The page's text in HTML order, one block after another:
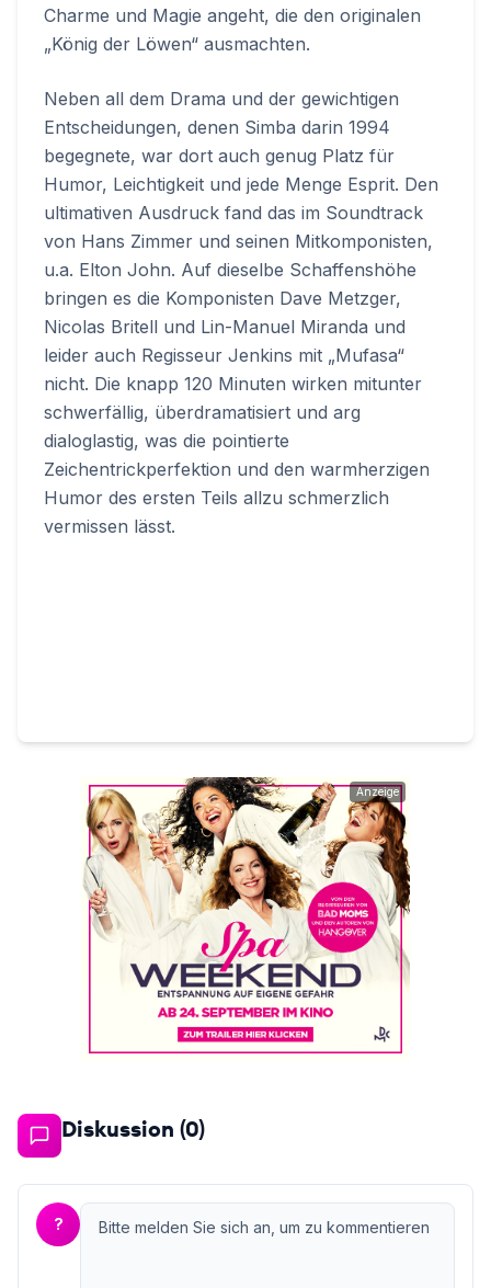
Charme und Magie angeht, die den originalen
„König der Löwen“ ausmachten.
Neben all dem Drama und der gewichtigen
Entscheidungen, denen Simba darin 1994
begegnete, war dort auch genug Platz für
Humor, Leichtigkeit und jede Menge Esprit. Den
ultimativen Ausdruck fand das im Soundtrack
von Hans Zimmer und seinen Mitkomponisten,
u.a. Elton John. Auf dieselbe Schaffenshöhe
bringen es die Komponisten Dave Metzger,
Nicolas Britell und Lin-Manuel Miranda und
leider auch Regisseur Jenkins mit „Mufasa“
nicht. Die knapp 120 Minuten wirken mitunter
schwerfällig, überdramatisiert und arg
dialoglastig, was die pointierte
Zeichentrickperfektion und den warmherzigen
Humor des ersten Teils allzu schmerzlich
vermissen lässt.
Anzeige
Diskussion (0)
?